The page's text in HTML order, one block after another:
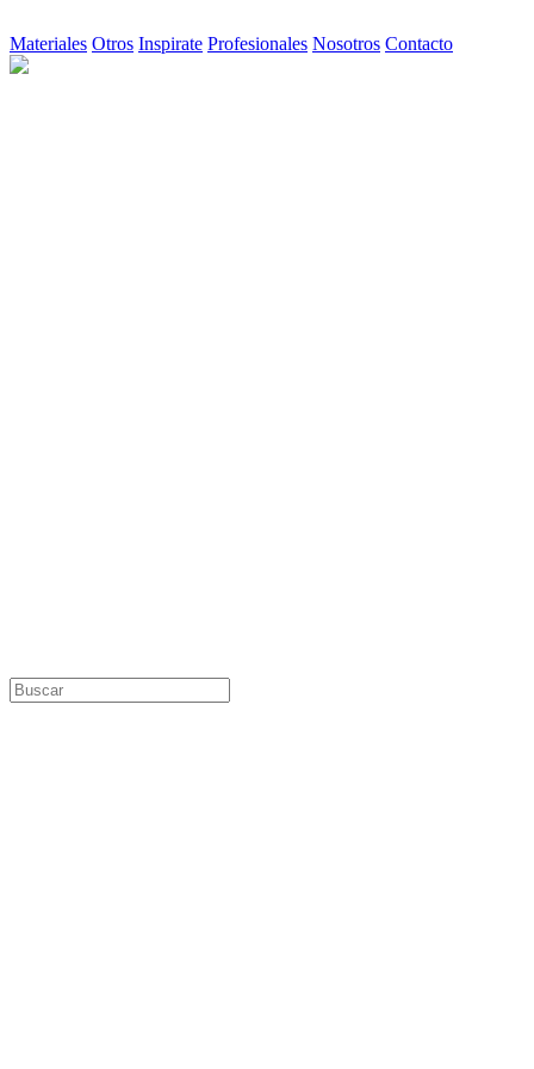
Materiales Otros Inspirate Profesionales Nosotros Contacto